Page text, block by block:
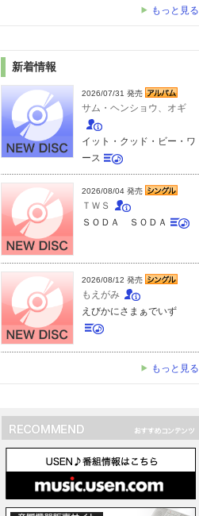
もっと見る
新着情報
2026/07/31 発売
サム・ヘンショウ、オギ
イット・クッド・ビー・ワ
ース
2026/08/04 発売
ＴＷＳ
ＳＯＤＡ ＳＯＤＡ
2026/08/12 発売
もえがみ
えびかにさまぁでいず
もっと見る